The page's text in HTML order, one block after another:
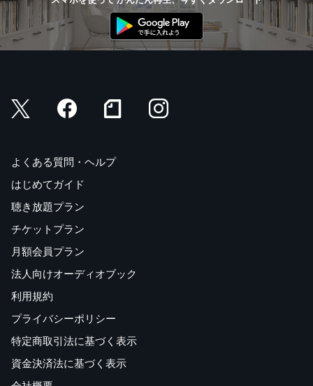
よくある質問・ヘルプ
はじめてガイド
聴き放題プラン
チケットプラン
月額会員プラン
法人向けオーディオブック
利用規約
プライバシーポリシー
特定商取引法に基づく表示
資金決済法に基づく表示